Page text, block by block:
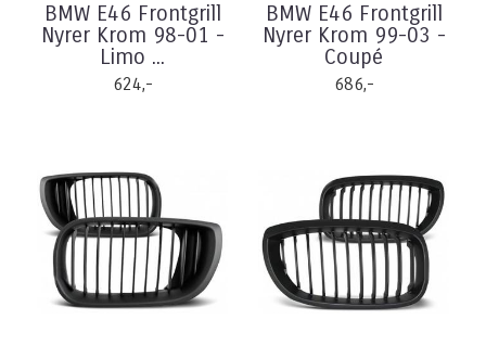
BMW E46 Frontgrill
Nyrer Krom 98-01 -
Limo ...
624,-
BMW E46 Frontgrill
Nyrer Krom 99-03 -
Coupé
686,-